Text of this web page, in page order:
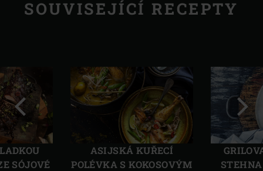
SOUVISEJÍCÍ RECEPTY
SÓJOVÉ
ASIJSKÁ KUŘECÍ
POLÉVKA S KOKOSOVÝM
Předchozí Další